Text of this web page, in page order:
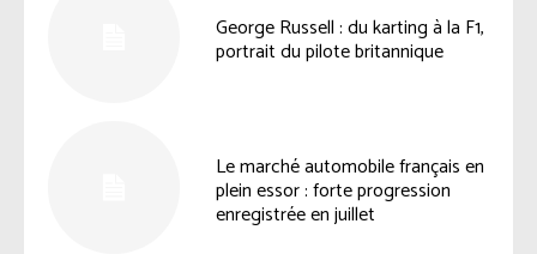
George Russell : du karting à la F1,
portrait du pilote britannique
Le marché automobile français en
plein essor : forte progression
enregistrée en juillet